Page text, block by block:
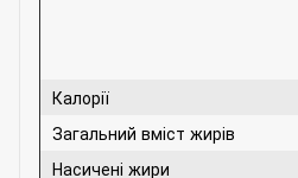
Калорії
Загальний вміст жирів
Насичені жири